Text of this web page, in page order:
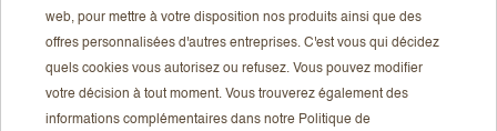
Affichage 25-36 de 44 article(s)
web, pour mettre à votre disposition nos produits ainsi que des
offres personnalisées d'autres entreprises. C'est vous qui décidez
quels cookies vous autorisez ou refusez. Vous pouvez modifier
votre décision à tout moment. Vous trouverez également des
informations complémentaires dans notre Politique de